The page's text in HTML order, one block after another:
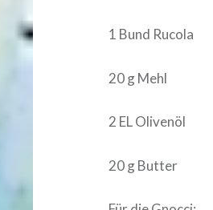
1 Bund Rucola
20 g Mehl
2 EL Olivenöl
20 g Butter